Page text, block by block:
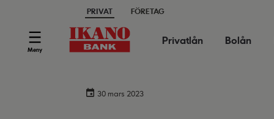
PRIVAT FÖRETAG
Meny
Privatlån Bolån
30 mars 2023